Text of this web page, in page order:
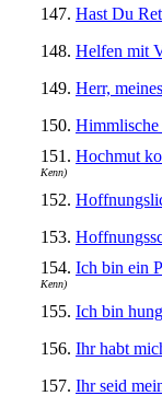
147. Hast Du
148. Helfen mit
149. Herr,
150. Himmlische
151. Hochmut
Kenn)
152.
153.
154. Ich bin ein
Kenn)
155. Ich bin
156. Ihr habt
157. Ihr seid